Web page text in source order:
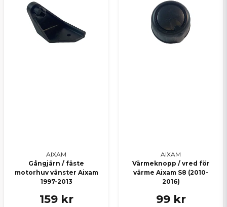
AIXAM
Gångjärn / fäste
motorhuv vänster Aixam
1997-2013
159 kr
AIXAM
Värmeknopp / vred för
värme Aixam S8 (2010-
2016)
99 kr